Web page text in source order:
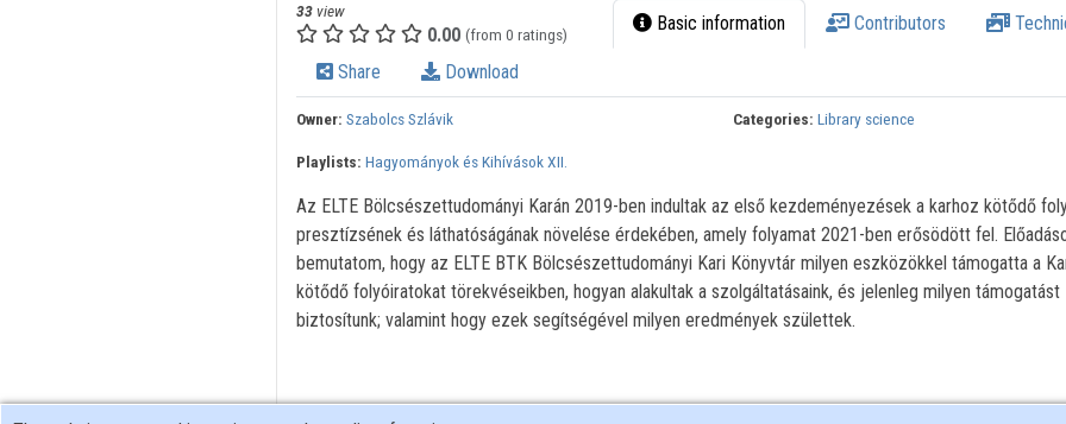
33view
0.00 (from 0 ratings) Basic information Contributors
Share Download
Owner: Szabolcs Szlávik Categories: Library science
Playlists: Hagyományok és Kihívások XII.
Az ELTE Bölcsészettudományi Karán 2019-ben indultak az első kezdeményezések a karhoz kötődő
presztízsének és láthatóságának növelése érdekében, amely folyamat 2021-ben erősödött fel.
bemutatom, hogy az ELTE BTK Bölcsészettudományi Kari Könyvtár milyen eszközökkel támogatta a
kötődő folyóiratokat törekvéseikben, hogyan alakultak a szolgáltatásaink, és jelenleg milyen támogatást
biztosítunk; valamint hogy ezek segítségével milyen eredmények születtek.